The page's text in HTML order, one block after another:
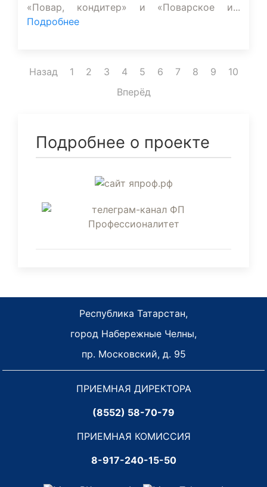
«Повар, кондитер» и «Поварское и...
Подробнее
Назад 1 2 3 4 5 6 7 8 9
10
Вперёд
Подробнее о проекте
Республика Татарстан,
город Набережные Челны,
пр. Московский, д. 95
ПРИЕМНАЯ ДИРЕКТОРА
(8552) 58-70-79
ПРИЕМНАЯ КОМИССИЯ
8-917-240-15-50